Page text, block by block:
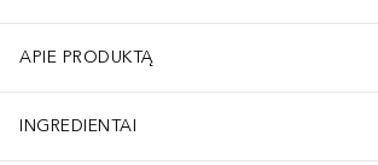
APIE PRODUKTĄ
INGREDIENTAI